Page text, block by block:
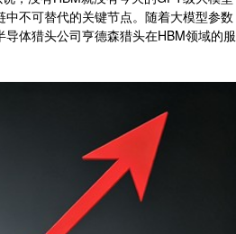
不可替代的关键节点。随着大模型参数
体猎头公司亨德森猎头在HBM领域的服